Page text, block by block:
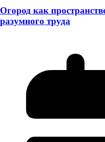
Огород как
разумного труда